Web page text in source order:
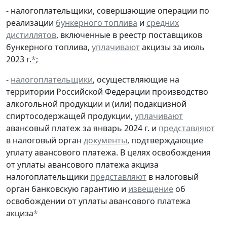
- налогоплательщики, совершающие операции по
реализации бункерного топлива и средних
дистиллятов, включенные в реестр поставщиков
бункерного топлива, уплачиваютакцизы за июль
2023 г.*;
- налогоплательщики, осуществляющие на
территории Российской Федерации производство
алкогольной продукции и (или) подакцизной
спиртосодержащей продукции, уплачивают
авансовый платеж за январь 2024 г. и представляют
в налоговый орган документы, подтверждающие
уплату авансового платежа. В целях освобождения
от уплаты авансового платежа акциза
налогоплательщики представляют в налоговый
орган банковскую гарантию и извещение об
освобождении от уплаты авансового платежа
акциза*